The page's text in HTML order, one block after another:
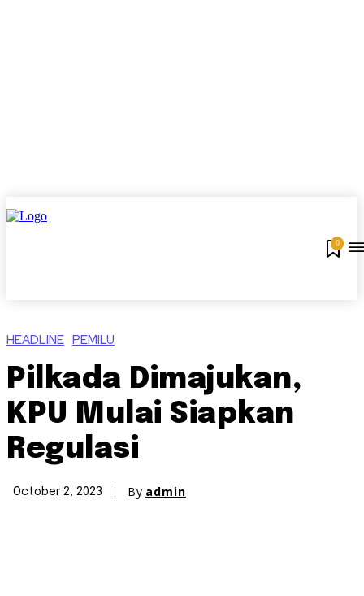
0
HEADLINE PEMILU
Pilkada Dimajukan,
KPU Mulai Siapkan
Regulasi
October 2, 2023 By admin